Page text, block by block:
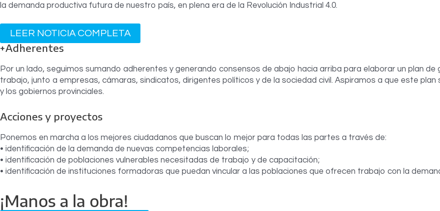
la demanda productiva futura de nuestro país, en plena era de la Revolución Industrial 4.0.
LEER NOTICIA COMPLETA
+Adherentes
Por un lado, seguimos sumando adherentes y generando consensos de abajo hacia arriba para elaborar un plan
trabajo, junto a empresas, cámaras, sindicatos, dirigentes políticos y de la sociedad civil. Aspiramos a que este
y los gobiernos provinciales.
Acciones y proyectos
Ponemos en marcha a los mejores ciudadanos que buscan lo mejor para todas las partes a través de:
• identificación de la demanda de nuevas competencias laborales;
• identificación de poblaciones vulnerables necesitadas de trabajo y de capacitación;
• identificación de instituciones formadoras que puedan vincular a las poblaciones que ofrecen trabajo con la
¡Manos a la obra!